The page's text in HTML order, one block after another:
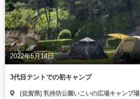
2022年5月14日
3代目テントでの初キャンプ
[佐賀県] 乳待坊公園いこいの広場キャンプ場